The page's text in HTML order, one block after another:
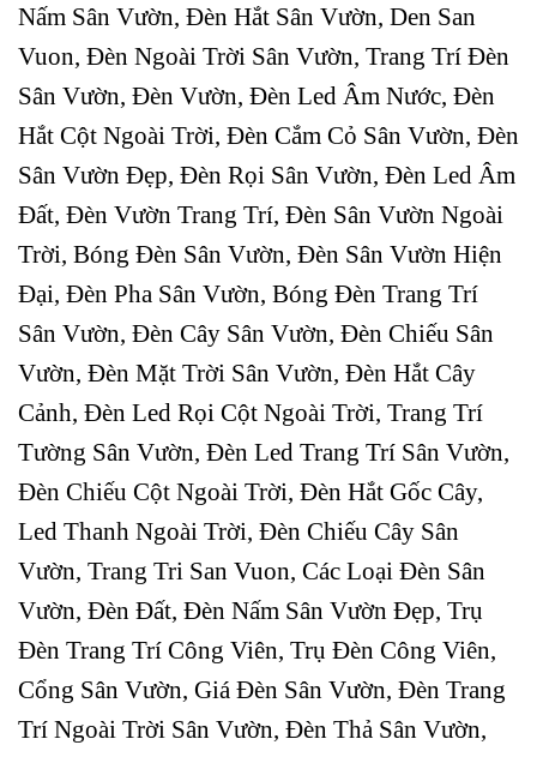
Nấm Sân Vườn, Đèn Hắt Sân Vườn, Den San
Vuon, Đèn Ngoài Trời Sân Vườn, Trang Trí Đèn
Sân Vườn, Đèn Vườn, Đèn Led Âm Nước, Đèn
Hắt Cột Ngoài Trời, Đèn Cắm Cỏ Sân Vườn, Đèn
Sân Vườn Đẹp, Đèn Rọi Sân Vườn, Đèn Led Âm
Đất, Đèn Vườn Trang Trí, Đèn Sân Vườn Ngoài
Trời, Bóng Đèn Sân Vườn, Đèn Sân Vườn Hiện
Đại, Đèn Pha Sân Vườn, Bóng Đèn Trang Trí
Sân Vườn, Đèn Cây Sân Vườn, Đèn Chiếu Sân
Vườn, Đèn Mặt Trời Sân Vườn, Đèn Hắt Cây
Cảnh, Đèn Led Rọi Cột Ngoài Trời, Trang Trí
Tường Sân Vườn, Đèn Led Trang Trí Sân Vườn,
Đèn Chiếu Cột Ngoài Trời, Đèn Hắt Gốc Cây,
Led Thanh Ngoài Trời, Đèn Chiếu Cây Sân
Vườn, Trang Tri San Vuon, Các Loại Đèn Sân
Vườn, Đèn Đất, Đèn Nấm Sân Vườn Đẹp, Trụ
Đèn Trang Trí Công Viên, Trụ Đèn Công Viên,
Cổng Sân Vườn, Giá Đèn Sân Vườn, Đèn Trang
Trí Ngoài Trời Sân Vườn, Đèn Thả Sân Vườn,